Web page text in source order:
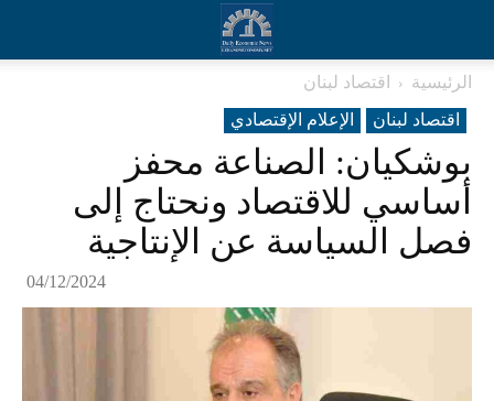
الرئيسية
اقتصاد لبنان
اقتصاد لبنان
الإعلام الإقتصادي
بوشكيان: الصناعة محفز
أساسي للاقتصاد ونحتاج إلى
فصل السياسة عن الإنتاجية
04/12/2024